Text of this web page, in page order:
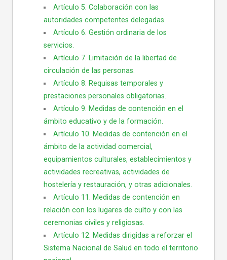
Artículo 5. Colaboración con las
autoridades competentes delegadas.
Artículo 6. Gestión ordinaria de los
servicios.
Artículo 7. Limitación de la libertad de
circulación de las personas.
Artículo 8. Requisas temporales y
prestaciones personales obligatorias.
Artículo 9. Medidas de contención en el
ámbito educativo y de la formación.
Artículo 10. Medidas de contención en el
ámbito de la actividad comercial,
equipamientos culturales, establecimientos y
actividades recreativas, actividades de
hostelería y restauración, y otras adicionales.
Artículo 11. Medidas de contención en
relación con los lugares de culto y con las
ceremonias civiles y religiosas.
Artículo 12. Medidas dirigidas a reforzar el
Sistema Nacional de Salud en todo el territorio